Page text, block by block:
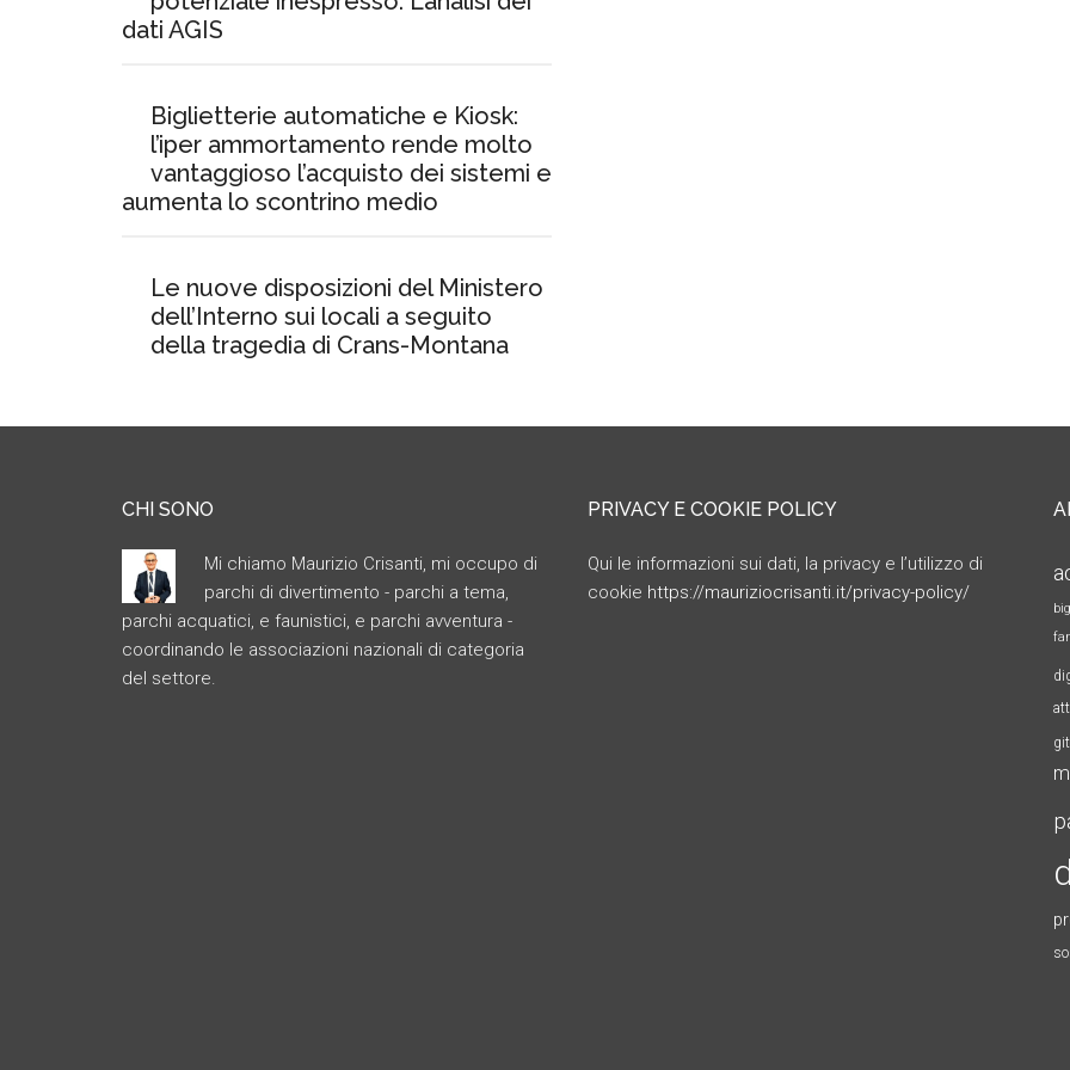
dati AGIS
Biglietterie automatiche e Kiosk:
l’iper ammortamento rende molto
vantaggioso l’acquisto dei sistemi e
aumenta lo scontrino medio
Le nuove disposizioni del Ministero
dell’Interno sui locali a seguito
della tragedia di Crans-Montana
CHI SONO
Mi chiamo Maurizio Crisanti, mi occupo di
parchi di divertimento - parchi a tema,
parchi acquatici, e faunistici, e parchi avventura -
coordinando le associazioni nazionali di categoria
del settore.
PRIVACY E COOKIE POLICY
Qui le informazioni sui dati, la privacy e l’utilizzo di
cookie https://mauriziocrisanti.it/privacy-policy/